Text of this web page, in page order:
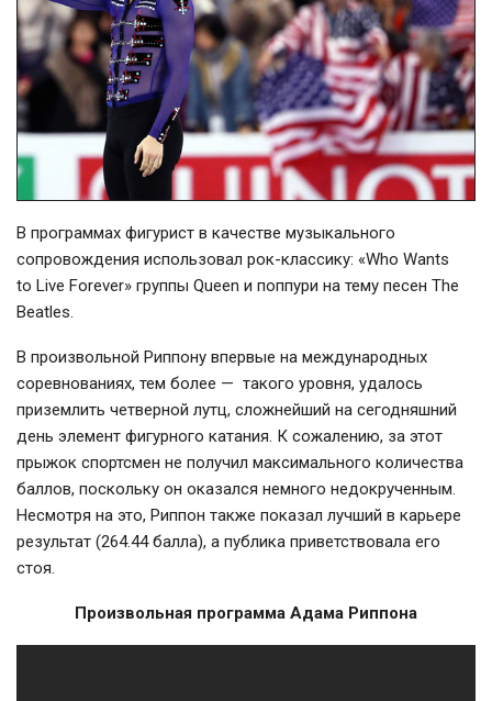
В программах фигурист в качестве музыкального
сопровождения использовал рок-классику: «Who Wants
to Live Forever» группы Queen и поппури на тему песен The
Beatles.
В произвольной Риппону впервые на международных
соревнованиях, тем более — такого уровня, удалось
приземлить четверной лутц, сложнейший на сегодняшний
день элемент фигурного катания. К сожалению, за этот
прыжок спортсмен не получил максимального количества
баллов, поскольку он оказался немного недокрученным.
Несмотря на это, Риппон также показал лучший в карьере
результат (264.44 балла), а публика приветствовала его
стоя.
Произвольная программа Адама Риппона